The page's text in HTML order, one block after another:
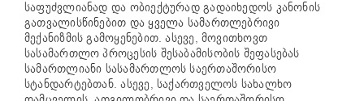
საფუძვლიანად და ობიექტურად გადაიხედოს კანონის
გათვალისწინებით და ყველა სამართლებრივი
მექანიზმის გამოყენებით. ასევე, მოვითხოვთ
სასამართლო პროცესის შესაბამისობის შეფასებას
სამართლიანი სასამართლოს საერთაშორისო
სტანდარტებთან. ასევე, საქართველოს სახალხო